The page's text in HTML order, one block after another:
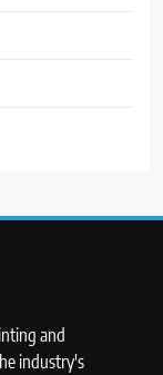
and
industry's